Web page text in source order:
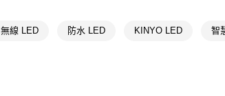
／ATM／網路銀行／等多元方式進行付款，方視為交易
※ 請注意：結帳手續完成當下不需立刻繳費，但若您需
無線 LED 防水 LED KINYO LED 智